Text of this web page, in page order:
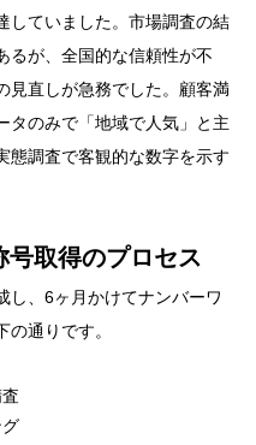
していました。市場調査の結
るが、全国的な信頼性が不
見直しが急務でした。顧客満
タのみで「地域で人気」と主
態調査で客観的な数字を示す
取得のプロセス
し、6ヶ月かけてナンバーワ
通りです。